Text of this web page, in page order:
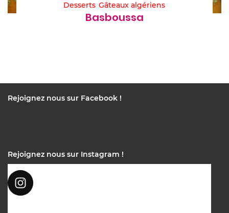
Desserts Gâteaux algériens
Basboussa
Rejoignez nous sur Facebook !
Rejoignez nous sur Instagram !